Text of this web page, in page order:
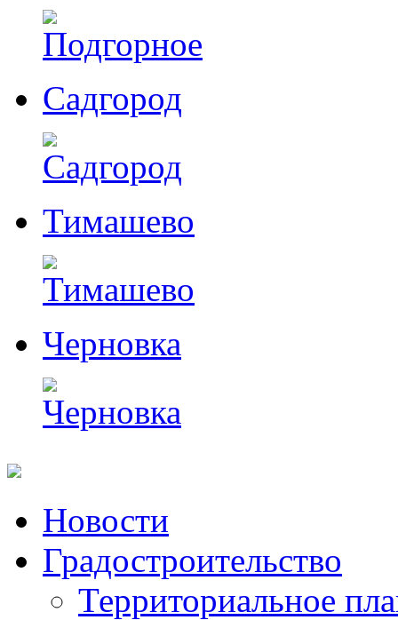
Садгород
Тимашево
Черновка
Перейти
содержимому
Новости
Градостроительство
Территориальное